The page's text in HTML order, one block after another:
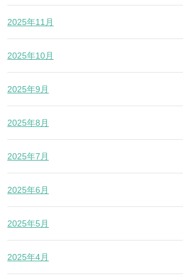
2025年11月
2025年10月
2025年9月
2025年8月
2025年7月
2025年6月
2025年5月
2025年4月